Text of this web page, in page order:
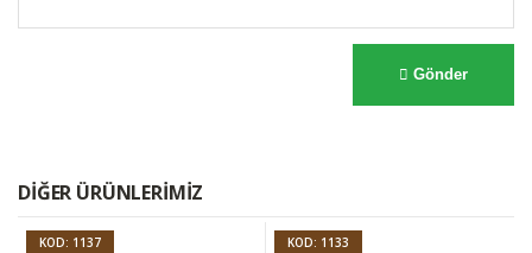
Gönder
DIĞER ÜRÜNLERIMIZ
KOD: 1137 KOD: 1133